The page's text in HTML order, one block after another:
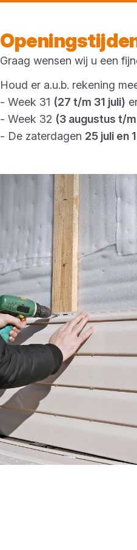
Graag wensen wij u een
Houd er a.u.b. rekening
- Week 31 (27 t/m 31 juli)
- Week 32 (3 augustus t/
- De zaterdagen 25 juli en